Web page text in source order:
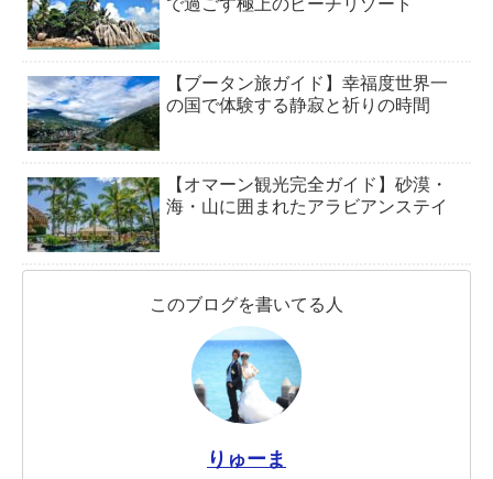
で過ごす極上のビーチリゾート
【ブータン旅ガイド】幸福度世界一
の国で体験する静寂と祈りの時間
【オマーン観光完全ガイド】砂漠・
海・山に囲まれたアラビアンステイ
このブログを書いてる人
りゅーま